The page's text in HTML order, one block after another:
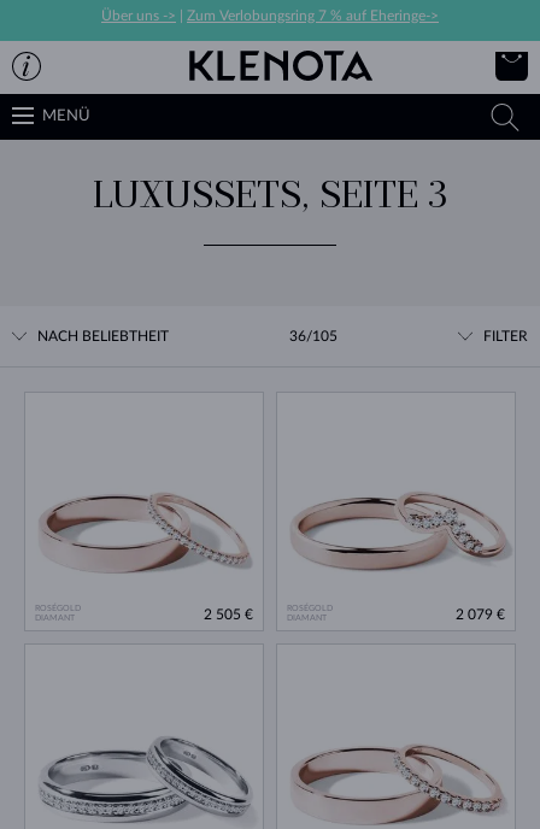
Über uns -> Zum Verlobungsring 7 % auf Eheringe->
MENÜ
LUXUSSETS, SEITE 3
NACH BELIEBTHEIT 36/105 FILTER
ROSÉGOLD
DIAMANT
2 505 €
ROSÉGOLD
DIAMANT
2 079 €